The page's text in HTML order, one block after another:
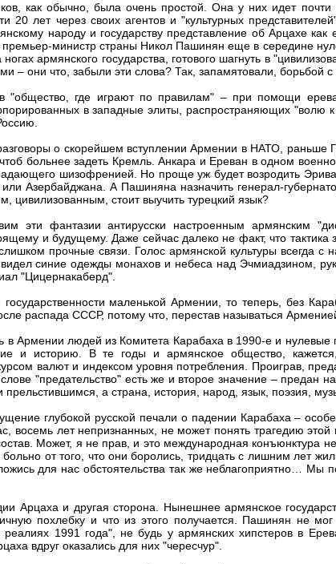
как обычно, была очень простой. Она у них идет
20 лет через своих агентов и "культурных
народу и государству представление об Арцахе
министр страны Никол Пашинян еще в середине
армянского государства, готового шагнуть в
– они что, забыли эти слова? Так, запамятовали, борьбой
"общество, где играют по правилам" – при помощи
в западные элиты, распространяющих "волю к
о скорейшем вступлении Армении в НАТО, раньше
больнее задеть Кремль. Анкара и Ереван в одном
шизофренией. Но проще уж будет возродить
или Азербайджана. А Пашиняна назначить генерал-
цивилизованным, стоит выучить турецкий язык?
эти фантазии антирусски настроенным армянским
и будущему. Даже сейчас далеко не факт, что
прочные связи. Голос армянской культуры всегда с
синие одежды монахов и небеса над Эчмиадзином,
"Цицернакаберд".
государственности маленькой Армении, то теперь, без
распада СССР, потому что, перестав называться
в Армении людей из Комитета Карабаха в 1990-е и нулевые
и историю. В те годы и армянское общество,
валют и индексом уровня потребления. Проиграв,
"предательство" есть же и второе значение – предан
а страна, история, народ, язык, поэзия,
глубокой русской печали о падении Карабаха –
восемь лет непризнанных, не может понять трагедию
Может, я не прав, и это международная конъюнктура
от того, что они боролись, тридцать с лишним лет
для нас обстоятельства так же неблагоприятно… Мы
Арцаха и другая сторона. Нынешнее армянское
похлебку и что из этого получается. Пашинян не
реалиях 1991 года", не будь у армянских хипстеров в
вдруг оказались для них "чересчур".